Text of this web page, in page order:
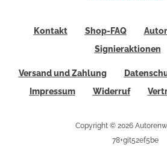
Kontakt Shop-FAQ
Signieraktionen
Versand und Zahlung
Impressum
Widerruf
Copyright © 2026
78+git52ef5be